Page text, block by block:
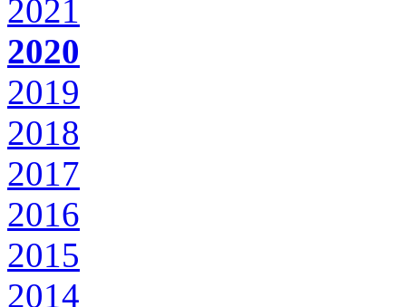
2021
2020
2019
2018
2017
2016
2015
2014